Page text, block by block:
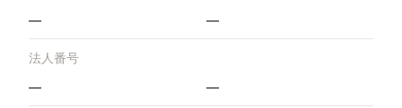
—
—
法人番号
—
—